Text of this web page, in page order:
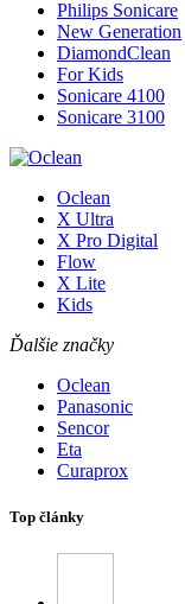
Philips Sonicare
New Generation
DiamondClean
For Kids
Sonicare 4100
Sonicare 3100
Oclean
X Ultra
X Pro Digital
Flow
X Lite
Kids
Ďalšie značky
Oclean
Panasonic
Sencor
Eta
Curaprox
Top články